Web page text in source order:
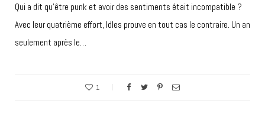
Qui a dit qu’être punk et avoir des sentiments était incompatible ?
Avec leur quatrième effort, Idles prouve en tout cas le contraire. Un an
seulement après le…
1